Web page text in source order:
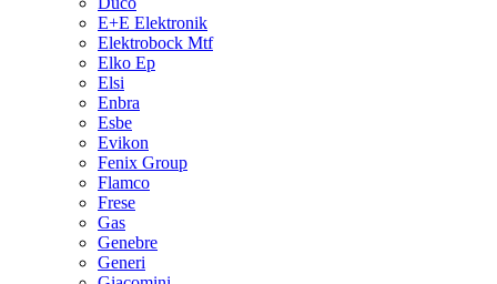
E+E Elektronik
Elektrobock Mtf
Elko Ep
Elsi
Enbra
Esbe
Evikon
Fenix Group
Flamco
Frese
Gas
Genebre
Generi